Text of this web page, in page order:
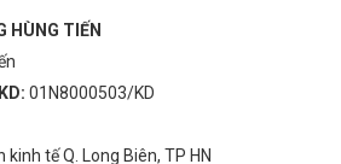
HÙNG TIẾN
01N8000503/KD
kinh tế Q. Long Biên, TP HN